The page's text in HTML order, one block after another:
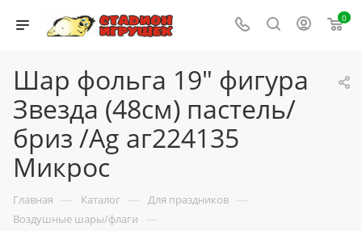
0
Шар фольга 19" фигура
Звезда (48см) пастель/
бриз /Ag аг224135
Микрос
Главная — Каталог — Для праздников —
Воздушные шары/флаги —